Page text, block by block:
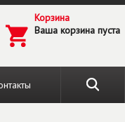
Корзина
Ваша корзина пуста